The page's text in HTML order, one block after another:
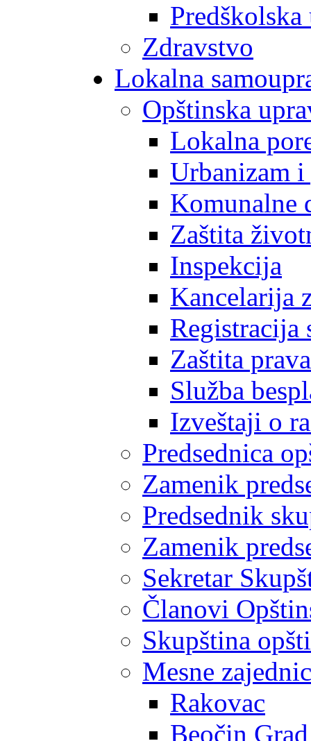
Predškolska
Zdravstvo
Lokalna
Opštinska
Lokalna
Urbanizam
Komunalne
Zaštita
Inspekcija
Kancelarija
Registracija
Zaštita
Služba
Izveštaji o
Predsednica
Zamenik
Predsednik
Zamenik
Sekretar
Članovi
Skupština
Mesne
Rakovac
Beočin Grad